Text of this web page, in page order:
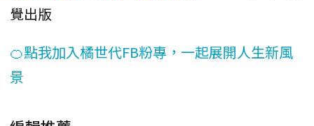
覺出版
🍊點我加入橘世代FB粉專，一起展開人生新風
景